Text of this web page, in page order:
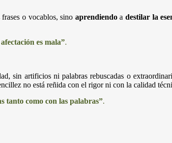
o vocablos, sino aprendiendoa destilar la
es mala”.
sin artificios ni palabras rebuscadas o
no está reñida con el rigor ni con la calidad
tanto como con las palabras”.